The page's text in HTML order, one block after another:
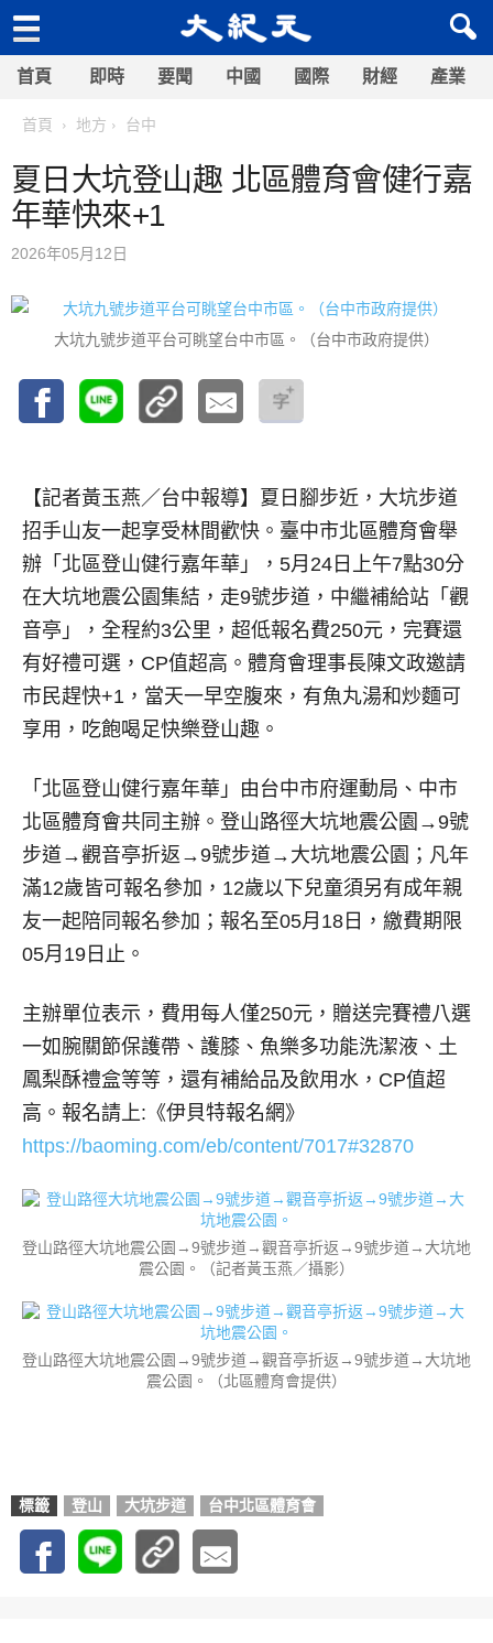
首頁 即時 要聞 中國 國際 財經 產業
首頁 地方 台中
夏日大坑登山趣 北區體育會健行嘉
年華快來+1
2026年05月12日
大坑九號步道平台可眺望台中市區。（台中市政府提供）
【記者黃玉燕／台中報導】 夏日腳步近，大坑步道
招手山友一起享受林間歡快。臺中市北區體育會舉
辦「北區登山健行嘉年華」，5月24日上午7點30分
在大坑地震公園集結，走9號步道，中繼補給站「觀
音亭」，全程約3公里，超低報名費250元，完賽還
有好禮可選，CP值超高。體育會理事長陳文政邀請
市民趕快+1，當天一早空腹來，有魚丸湯和炒麵可
享用，吃飽喝足快樂登山趣。
「北區登山健行嘉年華」由台中市府運動局、中市
北區體育會共同主辦。登山路徑大坑地震公園→9號
步道→觀音亭折返→9號步道→大坑地震公園；凡年
滿12歲皆可報名參加，12歲以下兒童須另有成年親
友一起陪同報名參加；報名至05月18日，繳費期限
05月19日止。
主辦單位表示，費用每人僅250元，贈送完賽禮八選
一如腕關節保護帶、護膝、魚樂多功能洗潔液、土
鳳梨酥禮盒等等，還有補給品及飲用水，CP值超
高。報名請上:《伊貝特報名網》
https://baoming.com/eb/content/7017#32870
登山路徑大坑地震公園→9號步道→觀音亭折返→9號步道→大坑地
震公園。（記者黃玉燕／攝影）
登山路徑大坑地震公園→9號步道→觀音亭折返→9號步道→大坑地
震公園。（北區體育會提供）
標籤 登山 大坑步道 台中北區體育會